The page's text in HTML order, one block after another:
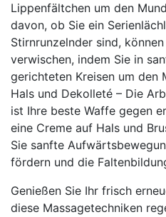
Lippenfältchen um den
davon, ob Sie ein
Stirnrunzelnder sind,
verwischen, indem Sie in
gerichteten Kreisen um den
Hals und Dekolleté – Die
ist Ihre beste Waffe gegen
eine Creme auf Hals und
Sie sanfte
fördern und die
Genießen Sie Ihr frisch
diese Massagetechniken